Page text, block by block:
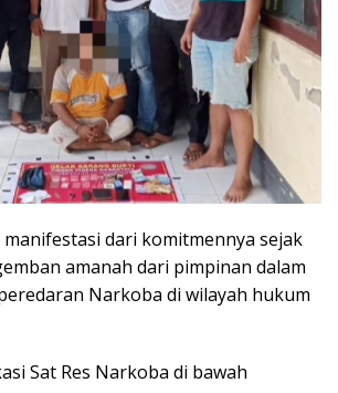
manifestasi dari komitmennya sejak
amanah dari pimpinan dalam
Narkoba di wilayah hukum
Sat Res Narkoba di bawah